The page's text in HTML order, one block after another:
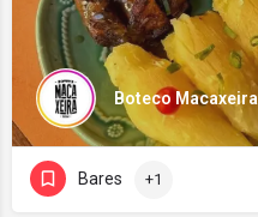
Boteco Macaxeira
Bares +1